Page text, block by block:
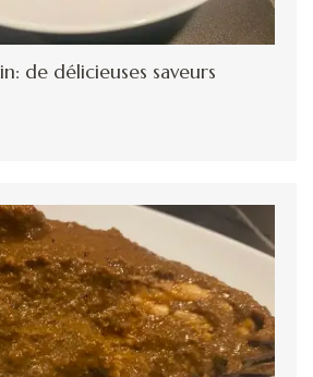
de délicieuses saveurs